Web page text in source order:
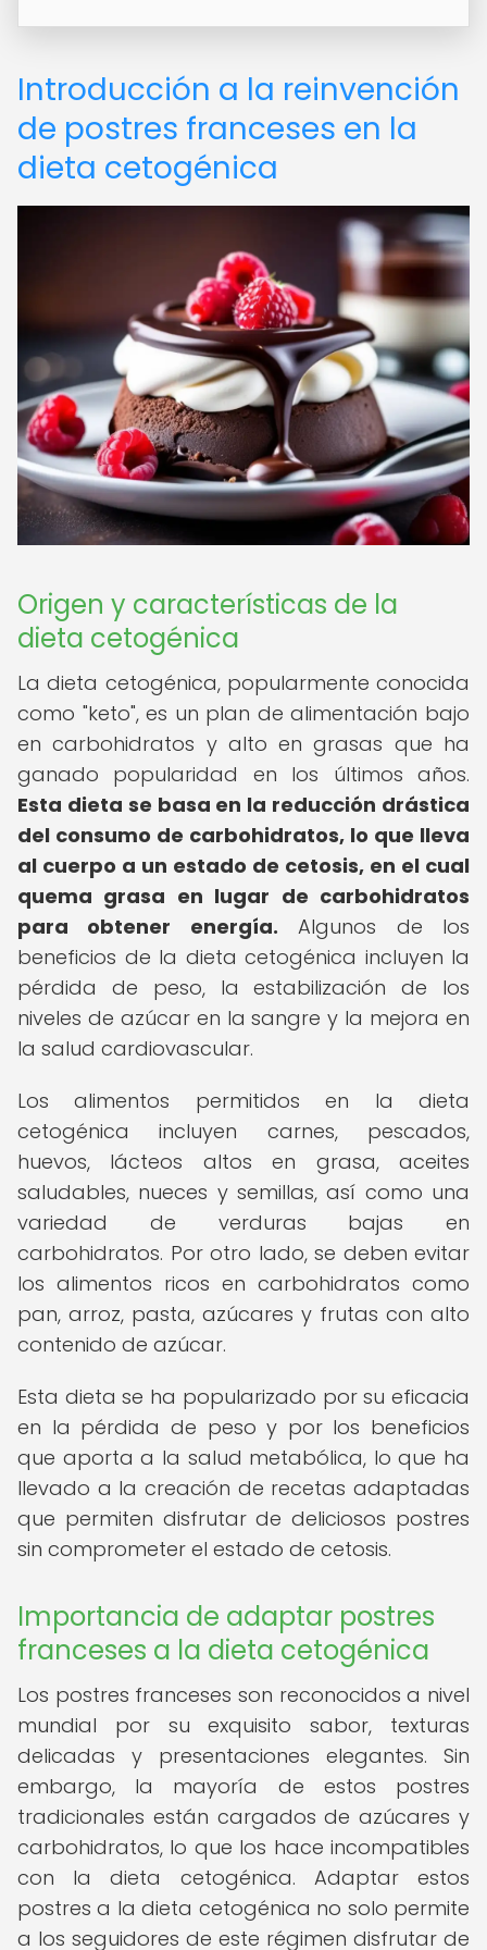
Introducción a la reinvención
de postres franceses en la
dieta cetogénica
Origen y características de la
dieta cetogénica
La dieta cetogénica, popularmente conocida
como "keto", es un plan de alimentación bajo
en carbohidratos y alto en grasas que ha
ganado popularidad en los últimos años.
Esta dieta se basa en la reducción drástica
del consumo de carbohidratos, lo que lleva
al cuerpo a un estado de cetosis, en el cual
quema grasa en lugar de carbohidratos
para obtener energía. Algunos de los
beneficios de la dieta cetogénica incluyen la
pérdida de peso, la estabilización de los
niveles de azúcar en la sangre y la mejora en
la salud cardiovascular.
Los alimentos permitidos en la dieta
cetogénica incluyen carnes, pescados,
huevos, lácteos altos en grasa, aceites
saludables, nueces y semillas, así como una
variedad de verduras bajas en
carbohidratos. Por otro lado, se deben evitar
los alimentos ricos en carbohidratos como
pan, arroz, pasta, azúcares y frutas con alto
contenido de azúcar.
Esta dieta se ha popularizado por su eficacia
en la pérdida de peso y por los beneficios
que aporta a la salud metabólica, lo que ha
llevado a la creación de recetas adaptadas
que permiten disfrutar de deliciosos postres
sin comprometer el estado de cetosis.
Importancia de adaptar postres
franceses a la dieta cetogénica
Los postres franceses son reconocidos a nivel
mundial por su exquisito sabor, texturas
delicadas y presentaciones elegantes. Sin
embargo, la mayoría de estos postres
tradicionales están cargados de azúcares y
carbohidratos, lo que los hace incompatibles
con la dieta cetogénica. Adaptar estos
postres a la dieta cetogénica no solo permite
a los seguidores de este régimen disfrutar de